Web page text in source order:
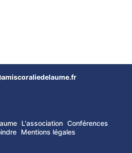
L'association Conférences
Mentions légales